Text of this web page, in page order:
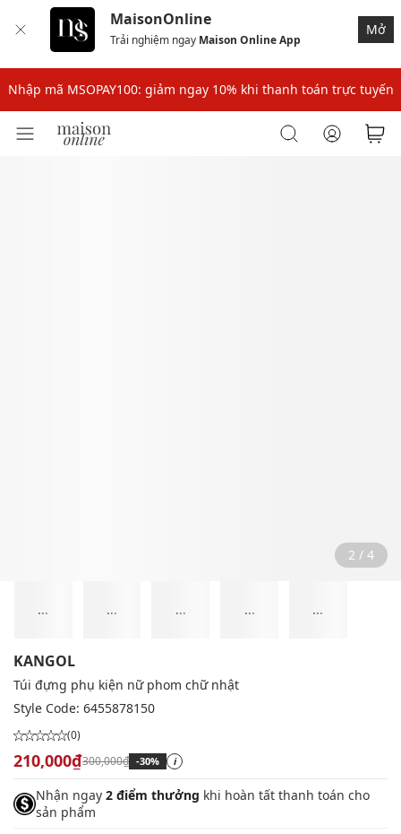
MaisonOnline
Trải nghiệm ngay Maison Online App
Mở
Nhập mã: MSOXINCHAO - Giảm 10% đơn đầu cho thành viên mới!
Nhập mã MSOPAY100: giảm ngay 10% khi thanh toán trực tuyến
Nhập mã: MSOXINCHAO - Giảm 10% đơn đầu cho thành viên mới!
2 / 4
... ... ... ... ...
KANGOL
Túi đựng phụ kiện nữ phom chữ nhật
Style Code: 6455878150
(0)
210,000₫300,000₫ -30% i
Nhận ngay 2 điểm thưởng khi hoàn tất thanh toán cho
sản phẩm